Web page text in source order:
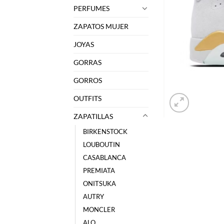
PERFUMES
ZAPATOS MUJER
JOYAS
GORRAS
GORROS
OUTFITS
ZAPATILLAS
BIRKENSTOCK
LOUBOUTIN
CASABLANCA
PREMIATA
ONITSUKA
AUTRY
MONCLER
ALO